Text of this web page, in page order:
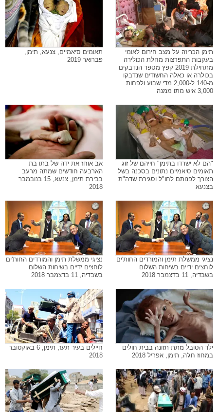
תימן הכריזה על מצב חירום לאומי
בעקבות התפרצות מחלת הכולירה
מתחילת 2019 קפץ מספר הנדבקים
בכולרה או כאלה החשודים שנדבקו
מ-140 ל-2,000 מדי שבוע ולפחות
3,000 איש מתו ממנה
תאומים סיאמיים, צנעא, תימן,
פברואר 2019
"הם לא ישרדו בתימן" חייהם של זוג
תאומים סיאמיים נתונים בסכנה בשל
הצורך לפנותם לחו"ל וסגירת שדה"ת
בצנעא
אב אוחז את ידה של בתו בת
הארבעה חודשים שמתה מרעב
בבירת תימן, צנעא, 15 בנובמבר
2018
נציגי ממשלת תימן והמורדים החות'ים
לוחצים ידיים בשיחות השלום
בשבדיה, 11 בדצמבר 2018
נציגי ממשלת תימן והמורדים החות'ים
לוחצים ידיים בשיחות השלום
בשבדיה, 11 בדצמבר 2018
ילד הסובל מתת-תזונה בבית חולים
במחוז חג'ה, תימן, אפריל 2018
חיילים בעיר תעז, תימן, 6 באוקטובר
2018